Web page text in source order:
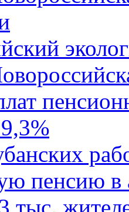
пенсию в